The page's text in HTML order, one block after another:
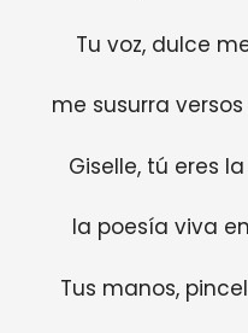
Tu voz, dulce
me susurra
Giselle, tú eres
la poesía viva
Tus manos,